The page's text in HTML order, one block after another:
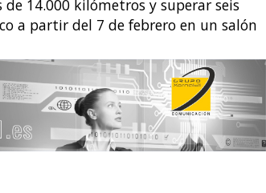
14.000 kilómetros y superar seis
a partir del 7 de febrero en un salón